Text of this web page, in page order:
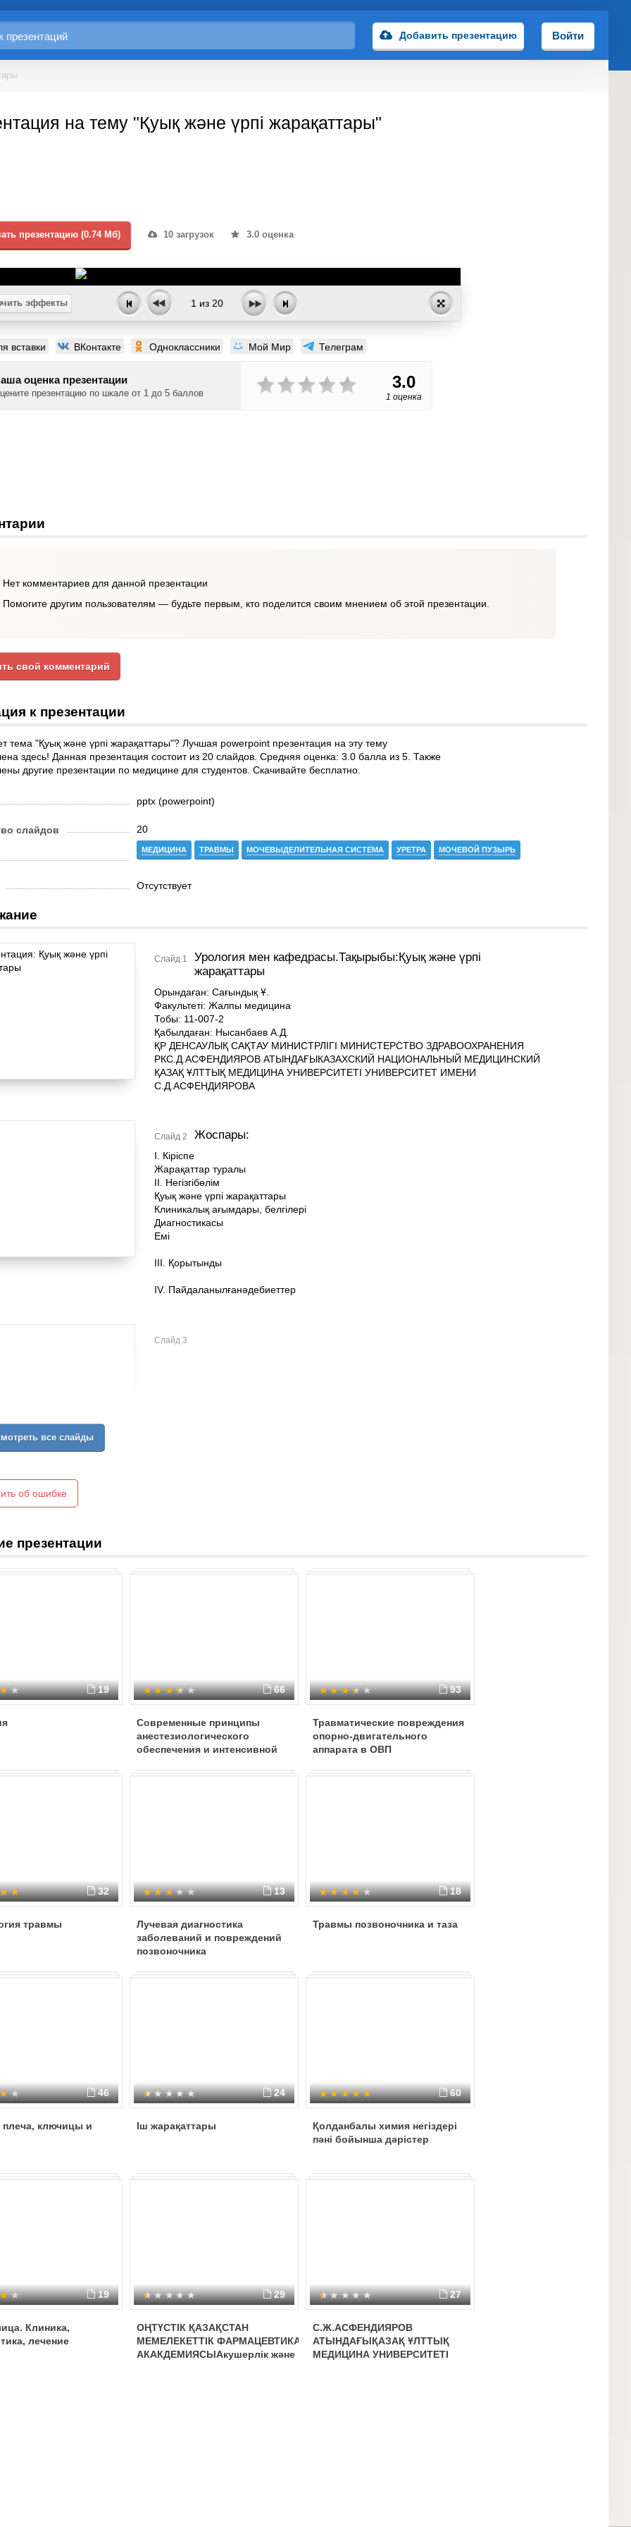
Добавить презентацию Войти
на тему "Қуық және үрпі жарақаттары"
презентацию (0.74 Мб) 10 загрузок 3.0 оценка
эффекты 1 из 20
вставки ВКонтакте Одноклассники Мой Мир Телеграм
оценка презентации
презентацию по шкале от 1 до 5 баллов
3.0
1 оценка
Нет комментариев для данной презентации
Помогите другим пользователям — будьте первым, кто поделится своим мнением об этой презентации.
свой комментарий
к презентации
тема "Қуық және үрпі жарақаттары"? Лучшая powerpoint презентация на эту тему
здесь! Данная презентация состоит из 20 слайдов. Средняя оценка: 3.0 балла из 5. Также
другие презентации по медицине для студентов. Скачивайте бесплатно.
pptx (powerpoint)
слайдов 20
МЕДИЦИНА ТРАВМЫ МОЧЕВЫДЕЛИТЕЛЬНАЯ СИСТЕМА УРЕТРА МОЧЕВОЙ ПУЗЫРЬ
Отсутствует
Слайд 1
Урология мен кафедрасы.Тақырыбы:Қуық және үрпі
жарақаттары
Орындаған: Cағындық Ұ.
Факультеті: Жалпы медицина
Тобы: 11-007-2
Қабылдаған: Нысанбаев А.Д.
ҚР ДЕНСАУЛЫҚ САҚТАУ МИНИСТРЛІГІ МИНИСТЕРСТВО ЗДРАВООХРАНЕНИЯ
РКС.Д.АСФЕНДИЯРОВ АТЫНДАҒЫКАЗАХСКИЙ НАЦИОНАЛЬНЫЙ МЕДИЦИНСКИЙ
ҚАЗАҚ ҰЛТТЫҚ МЕДИЦИНА УНИВЕРСИТЕТІ УНИВЕРСИТЕТ ИМЕНИ
С.Д.АСФЕНДИЯРОВА
Слайд 2 Жоспары:
I. Кіріспе
Жарақаттар туралы
II. Негізгібөлім
Қуық және үрпі жарақаттары
Клиникалық ағымдары, белгілері
Диагностикасы
Емі
III. Қорытынды
IV. Пайдаланылғанәдебиеттер
Слайд 3
все слайды
об ошибке
презентации
19 66
Современные принципы
анестезиологического
обеспечения и интенсивной
93
Травматические повреждения
опорно-двигательного
аппарата в ОВП
32
травмы
13
Лучевая диагностика
заболеваний и повреждений
позвоночника
18
Травмы позвоночника и таза
46
ключицы и
24
Іш жарақаттары
60
Қолданбалы химия негіздері
пәні бойынша дәрістер
19
Клиника,
лечение
29
ОҢТҮСТІК ҚАЗАҚСТАН
МЕМЕЛЕКЕТТІК ФАРМАЦЕВТИКА
АКАКДЕМИЯСЫАкушерлік және
27
С.Ж.АСФЕНДИЯРОВ
АТЫНДАҒЫҚАЗАҚ ҰЛТТЫҚ
МЕДИЦИНА УНИВЕРСИТЕТІ